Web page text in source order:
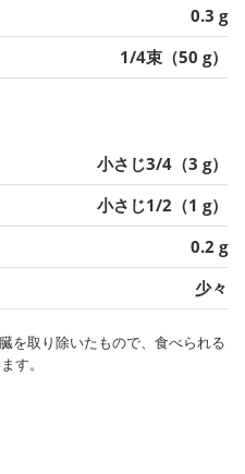
0.3 g
1/4束（50 g）
小さじ3/4（3 g）
小さじ1/2（1 g）
0.2 g
少々
を取り除いたもので、食べられる
す。